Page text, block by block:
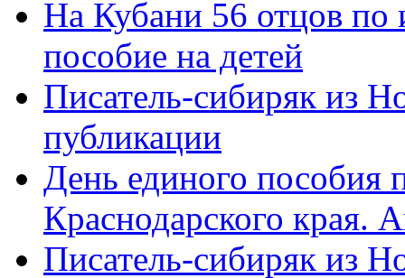
На Кубани 56 отцов по
пособие на детей
Писатель-сибиряк из
публикации
День единого пособия
Краснодарского края.
Писатель-сибиряк из